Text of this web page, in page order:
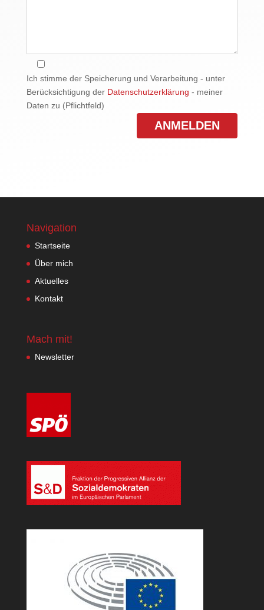
Ich stimme der Speicherung und Verarbeitung - unter
Berücksichtigung der Datenschutzerklärung - meiner
Daten zu (Pflichtfeld)
Navigation
Startseite
Über mich
Aktuelles
Kontakt
Mach mit!
Newsletter